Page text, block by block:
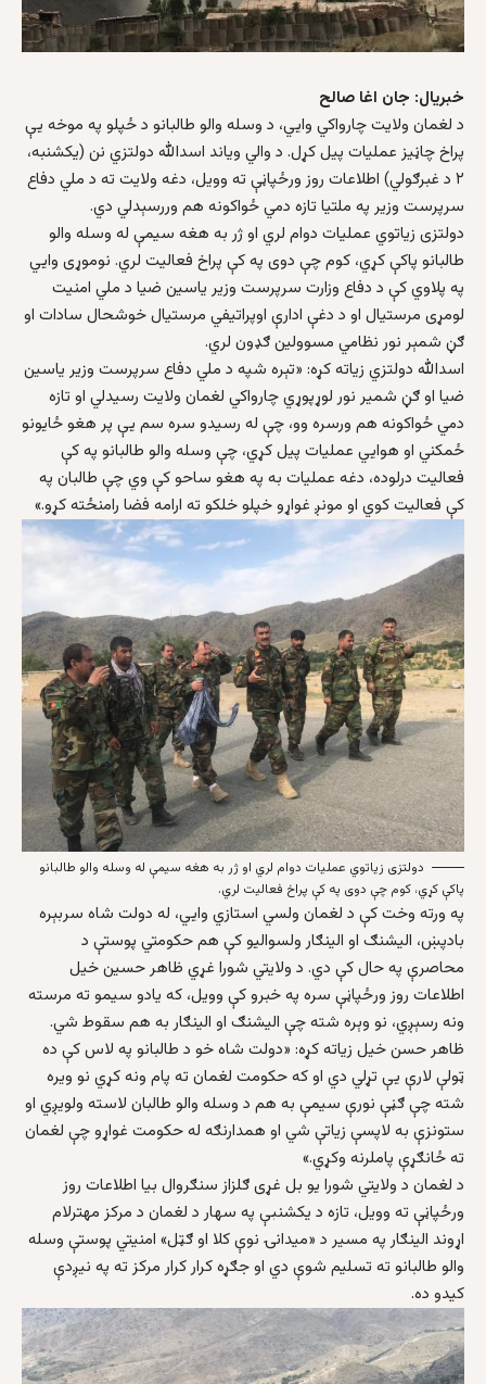
خبریال: جان اغا صالح
د لغمان ولایت چارواکي وایي، د وسله والو طالبانو د ځپلو په موخه یې
پراخ چاڼيز عملیات پيل کړل. د والي ویاند اسدالله دولتزي نن (یکشنبه،
۲ د غبرګولي) اطلاعات روز ورځپاڼې ته وویل، دغه ولایت ته د ملي دفاع
سرپرست وزیر په ملتیا تازه دمي ځواکونه هم وررسېدلي دي.
دولتزی زیاتوي عملیات دوام لري او ژر به هغه سیمې له وسله والو
طالبانو پاکې کړي، کوم چې دوی په کې پراخ فعالیت لري. نوموړی وایي
په پلاوي کې د دفاع وزارت سرپرست وزیر یاسین ضیا د ملي امنیت
لومړی مرستیال او د دغې ادارې اوپراتیفي مرستیال خوشحال سادات او
ګڼ شمېر نور نظامي مسوولین ګډون لري.
اسدالله دولتزي زیاته کړه: «تېره شپه د ملي دفاع سرپرست وزیر یاسین
ضیا او ګڼ شمیر نور لوړپوړي چارواکي لغمان ولایت رسیدلي او تازه
دمي ځواکونه هم ورسره وو، چې له رسیدو سره سم یې پر هغو ځایونو
ځمکني او هوایي عملیات پیل کړي، چې وسله والو طالبانو په کې
فعالیت درلوده، دغه عملیات به په هغو ساحو کې وي چې طالبان په
کې فعالیت کوي او مونږ غواړو خپلو خلکو ته ارامه فضا رامنځته کړو.»
دولتزی زیاتوي عملیات دوام لري او ژر به هغه سیمې له وسله والو طالبانو
پاکې کړي، کوم چې دوی په کې پراخ فعالیت لري.
په ورته وخت کې د لغمان ولسي استازي وایي، له دولت شاه سربېره
بادپښ، الیشنګ او الینګار ولسوالیو کې هم حکومتي پوستې د
محاصرې په حال کې دي. د ولایتي شورا غړي ظاهر حسین خیل
اطلاعات روز ورځپاڼې سره په خبرو کې وویل، که یادو سیمو ته مرسته
ونه رسېږي، نو وېره شته چې الیشنګ او الینګار به هم سقوط شي.
ظاهر حسن خیل زیاته کړه: «دولت شاه خو د طالبانو په لاس کې ده
ټولې لارې یې تړلي دي او که حکومت لغمان ته پام ونه کړي نو ویره
شته چې ګڼې نورې سیمې به هم د وسله والو طالبان لاسته ولویږي او
ستونزې به لاپسې زیاتې شي او همدارنګه له حکومت غواړو چې لغمان
ته ځانګړې پاملرنه وکړي.»
د لغمان د ولایتي شورا یو بل غړی ګلزاز سنګروال بیا اطلاعات روز
ورځپاڼې ته وویل، تازه د یکشنبې په سهار د لغمان د مرکز مهترلام
اړوند الینګار په مسیر د «میدانۍ نوې کلا او ګټل» امنیتي پوستې وسله
والو طالبانو ته تسلیم شوې دي او جګړه کرار کرار مرکز ته په نیږدې
کیدو ده.